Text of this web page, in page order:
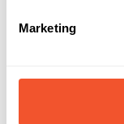
Marketing
Curent pornire (A)